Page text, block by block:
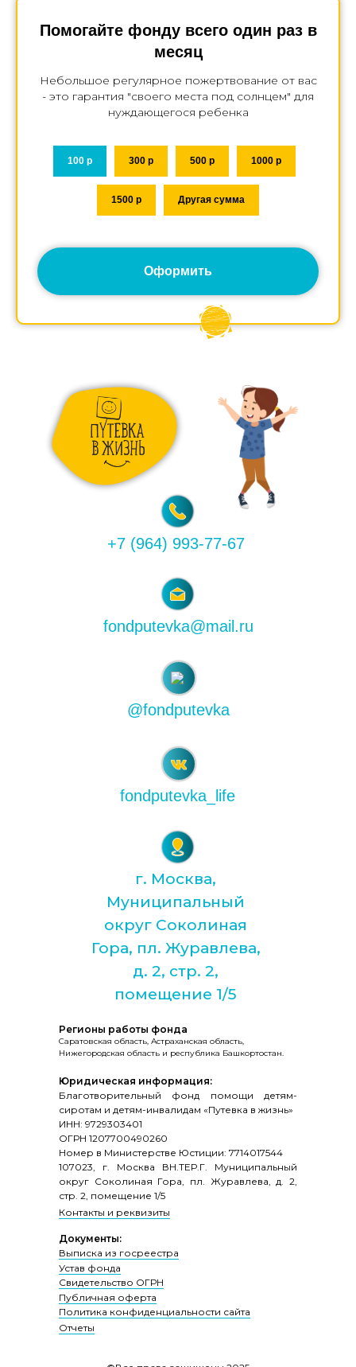
Помогайте фонду всего один раз в
месяц
Небольшое регулярное пожертвование от вас
- это гарантия "своего места под солнцем" для
нуждающегося ребенка
100 р 300 р 500 р 1000 р
1500 р Другая сумма
Оформить
Политика конфиденциальности сайта
Публичная оферта
Свидетельство ОГРН
Устав фонда
Выписка из госреестра
Документы:
Отчеты
Юридическая информация:
Благотворительный фонд помощи детям-
сиротам и детям-инвалидам «Путевка в жизнь»
ИНН: 9729303401
ОГРН 1207700490260
Номер в Министерстве Юстиции: 7714017544
107023, г. Москва ВН.ТЕР.Г. Муниципальный
округ Соколиная Гора, пл. Журавлева, д. 2,
стр. 2, помещение 1/5
Контакты и реквизиты
+7 (964) 993-77-67
fondputevka@mail.ru
г. Москва,
Муниципальный
округ Соколиная
Гора, пл. Журавлева,
д. 2, стр. 2,
помещение 1/5
Регионы работы фонда
Саратовская область, Астраханская область,
Нижегородская область и республика Башкортостан.
@fondputevka
fondputevka_life